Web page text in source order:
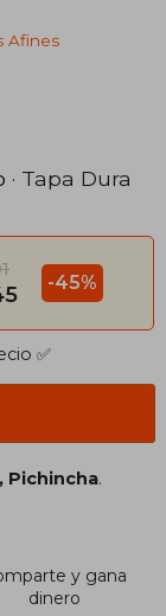
Afines
· Tapa Dura
-45%
✅
Pichincha.
y gana
dinero